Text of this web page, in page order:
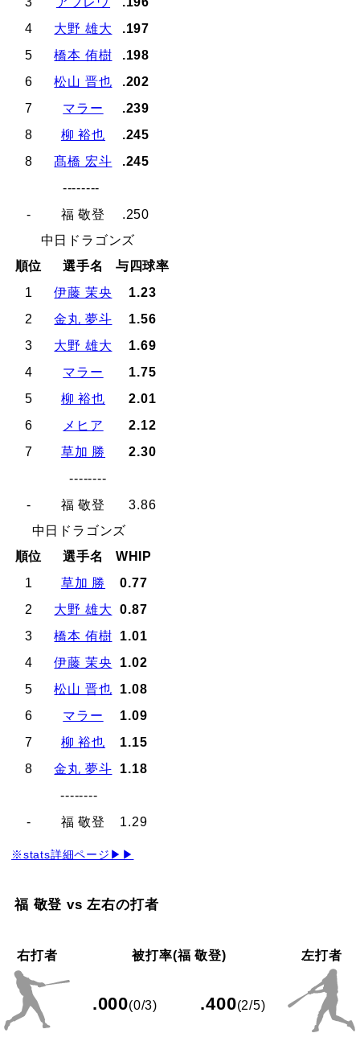
4
大野 雄大
.197
5
橋本 侑樹
.198
6
松山 晋也
.202
7
マラー
.239
8
柳 裕也
.245
8
髙橋 宏斗
.245
--------
-
福 敬登
.250
中日ドラゴンズ
順位
選手名
与四球率
1
伊藤 茉央
1.23
2
金丸 夢斗
1.56
3
大野 雄大
1.69
4
マラー
1.75
5
柳 裕也
2.01
6
メヒア
2.12
7
草加 勝
2.30
--------
-
福 敬登
3.86
中日ドラゴンズ
順位
選手名
WHIP
1
草加 勝
0.77
2
大野 雄大
0.87
3
橋本 侑樹
1.01
4
伊藤 茉央
1.02
5
松山 晋也
1.08
6
マラー
1.09
7
柳 裕也
1.15
8
金丸 夢斗
1.18
--------
-
福 敬登 1.29
※stats詳細ページ▶▶
福 敬登 vs 左右の打者
右打者 被打率(福 敬登) 左打者
.000(0/3) .400(2/5)